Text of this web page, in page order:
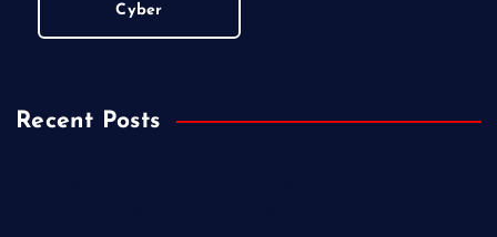
Cyber
Recent Posts